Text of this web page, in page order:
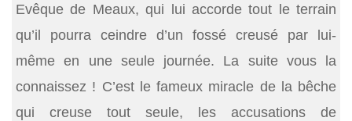
Evêque de Meaux, qui lui accorde tout le terrain
qu’il pourra ceindre d’un fossé creusé par lui-
même en une seule journée. La suite vous la
connaissez ! C’est le fameux miracle de la bêche
qui creuse tout seule, les accusations de